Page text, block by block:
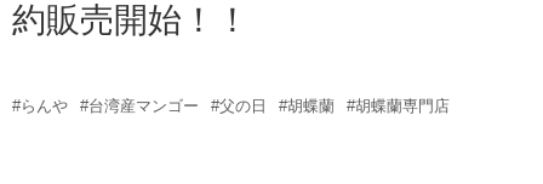
約販売開始！！
#らんや #台湾産マンゴー #父の日 #胡蝶蘭 #胡蝶蘭専門店